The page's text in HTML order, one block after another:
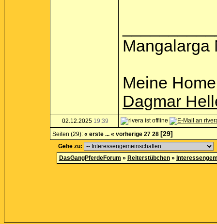
Mangalarga
Meine
Dagmar
02.12.2025 19:39
Seiten (29): « erste ... « vorherige 27 28 [29]
Gehe zu:
DasGangPferdeForum » Reiterstübchen»